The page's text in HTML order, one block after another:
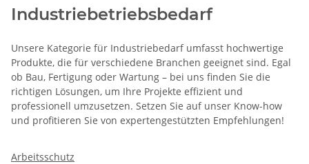
Industriebetriebsbedarf
Unsere Kategorie für Industriebedarf umfasst hochwertige
Produkte, die für verschiedene Branchen geeignet sind. Egal
ob Bau, Fertigung oder Wartung – bei uns finden Sie die
richtigen Lösungen, um Ihre Projekte effizient und
professionell umzusetzen. Setzen Sie auf unser Know-how
und profitieren Sie von expertengestützten Empfehlungen!
Arbeitsschutz